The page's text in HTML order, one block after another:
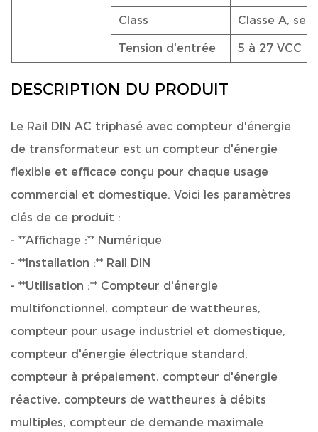
Class Classe A,
Tension d'entrée 5 à 27 VCC
DESCRIPTION DU PRODUIT
Le Rail DIN AC triphasé avec compteur d'énergie
de transformateur est un compteur d'énergie
flexible et efficace conçu pour chaque usage
commercial et domestique. Voici les paramètres
clés de ce produit :
- **Affichage :** Numérique
- **Installation :** Rail DIN
- **Utilisation :** Compteur d'énergie
multifonctionnel, compteur de wattheures,
compteur pour usage industriel et domestique,
compteur d'énergie électrique standard,
compteur à prépaiement, compteur d'énergie
réactive, compteurs de wattheures à débits
multiples, compteur de demande maximale